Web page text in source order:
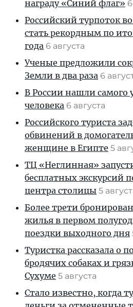
награду «Синий флаг»
Российский турпоток
стать рекордным по
года 6 августа
Ученые предложили
Земли в два раза 6
В России нашли самого
человека 6 августа
Российского туриста
обвинений в
женщине в Египте 5
ТЦ «Неглинная»
бесплатных экскурсий
центра столицы 5
Более трети
жилья в первом
поездки выходного дня
Туристка рассказала о
бродячих собаках и
Сухуме 5 августа
Стало известно, когда